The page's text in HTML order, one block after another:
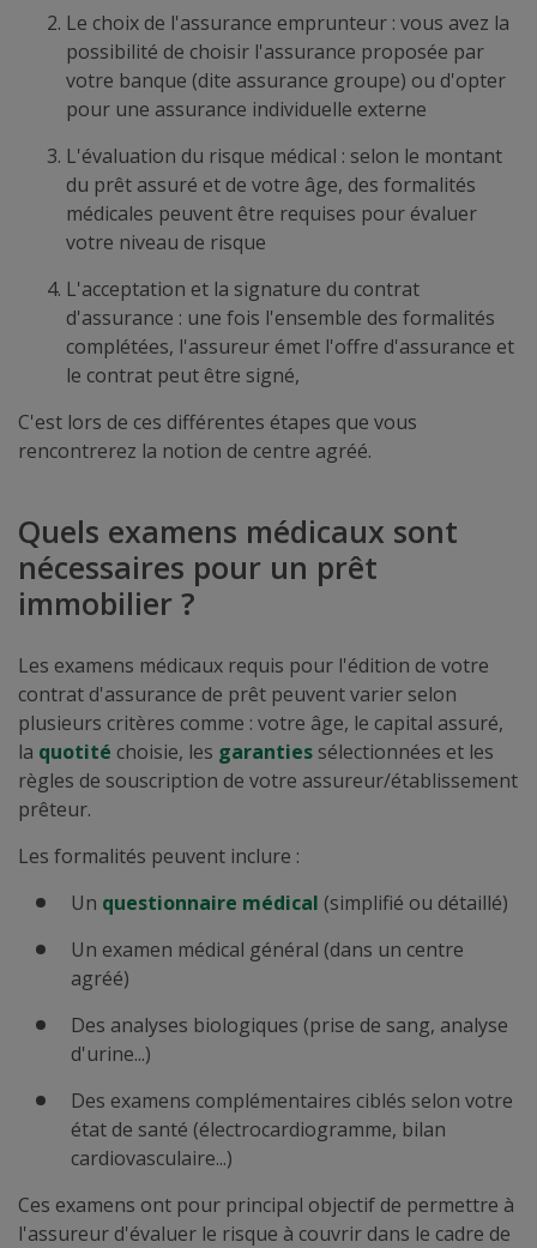
Le choix de l'assurance emprunteur : vous avez la
possibilité de choisir l'assurance proposée par
votre banque (dite assurance groupe) ou d'opter
pour une assurance individuelle externe
L'évaluation du risque médical : selon le montant
du prêt assuré et de votre âge, des formalités
médicales peuvent être requises pour évaluer
votre niveau de risque
L'acceptation et la signature du contrat
d'assurance : une fois l'ensemble des formalités
complétées, l'assureur émet l'offre d'assurance et
le contrat peut être signé,
C'est lors de ces différentes étapes que vous
rencontrerez la notion de centre agréé.
Quels examens médicaux sont
nécessaires pour un prêt
immobilier ?
Les examens médicaux requis pour l'édition de votre
contrat d'assurance de prêt peuvent varier selon
plusieurs critères comme : votre âge, le capital assuré,
la quotité choisie, les garanties sélectionnées et les
règles de souscription de votre assureur/établissement
prêteur.
Les formalités peuvent inclure :
Un questionnaire médical (simplifié ou détaillé)
Un examen médical général (dans un centre
agréé)
Des analyses biologiques (prise de sang, analyse
d'urine...)
Des examens complémentaires ciblés selon votre
état de santé (électrocardiogramme, bilan
cardiovasculaire...)
Ces examens ont pour principal objectif de permettre à
l'assureur d'évaluer le risque à couvrir dans le cadre de